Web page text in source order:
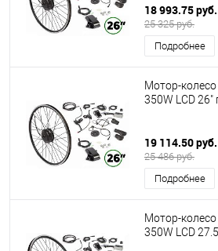
18 993.75 руб.
25 325 руб.
Подробнее
Мотор-
350W LCD 26"
19 114.50 руб.
25 486 руб.
Подробнее
Мотор-
350W LCD